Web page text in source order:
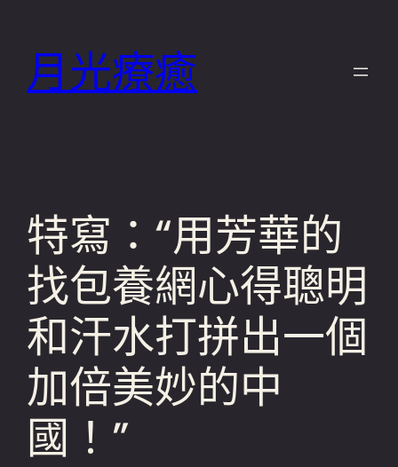
月光療癒
特寫：“用芳華的
找包養網心得聰明
和汗水打拼出一個
加倍美妙的中
國！”